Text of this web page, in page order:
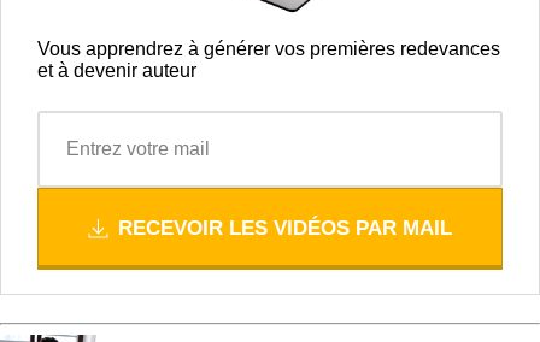
Vous apprendrez à générer vos premières redevances
et à devenir auteur
RECEVOIR LES VIDÉOS PAR MAIL